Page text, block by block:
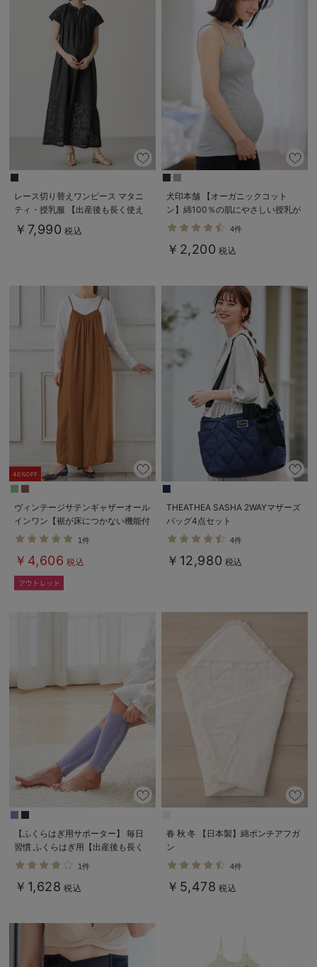
レース切り替えワンピース マタニ
ティ・授乳服 【出産後も長く使え
る】
￥7,990 税込
犬印本舗 【オーガニックコット
ン】綿100％の肌にやさしい授乳が
できるキャミソール【出産後も長く
4件
￥2,200 税込
40%OFF
ヴィンテージサテンギャザーオール
インワン【裾が床につかない機能付
き】 マタニティ・授乳服【出産後
1件
￥4,606 税込
THEATHEA SASHA 2WAYマザーズ
バッグ4点セット
4件
￥12,980 税込
【ふくらはぎ用サポーター】 毎日
習慣 ふくらはぎ用【出産後も長く
使える】
1件
￥1,628 税込
春 秋 冬 【日本製】綿ポンチアフガ
ン
4件
￥5,478 税込